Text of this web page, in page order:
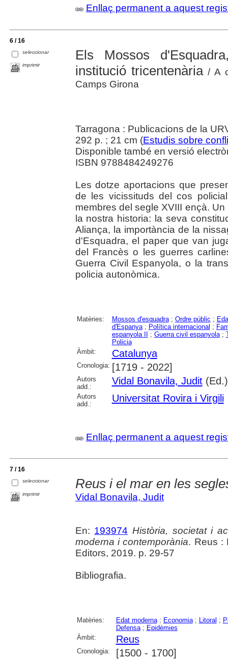
Enllaç permanent a aquest
6 / 16
seleccionar
imprimir
Els Mossos
institució tricentenària/ A
Camps Girona
Tarragona : Publicacions de la
292 p. ; 21 cm (Estudis sobre
Disponible també en versió
ISBN 9788484249276
Les dotze aportacions que
de les vicissituds del cos
membres del segle XVIII ençà.
la nostra historia: la seva
Aliança, la importància de la
d'Esquadra, el paper que van
del Francès o les guerres
Guerra Civil Espanyola, o la
policia autonòmica.
Matèries: Mossos d'esquadra; Ordre públic ;
d'Espanya; Política internacional ;
espanyola II ; Guerra civil espanyola;
Policia
Àmbit:
Catalunya
Cronologia: [1719 - 2022]
Autors
add.:
Vidal Bonavila, Judit
Autors
add.:
Universitat Rovira i Virgili
Enllaç permanent a aquest
7 / 16
seleccionar
imprimir
Reus i el mar en les
Vidal Bonavila, Judit
En: 193974 Història, societat i
moderna i contemporània. Reus :
Editors, 2019. p. 29-57
Bibliografia.
Matèries: Edat moderna; Economia; Litoral ;
Defensa; Epidèmies
Àmbit:
Reus
Cronologia: [1500 - 1700]